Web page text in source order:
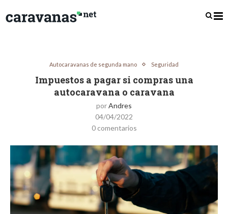
Autocaravanas de segunda mano Seguridad
Impuestos a pagar si compras una
autocaravana o caravana
porAndres
04/04/2022
0 comentarios